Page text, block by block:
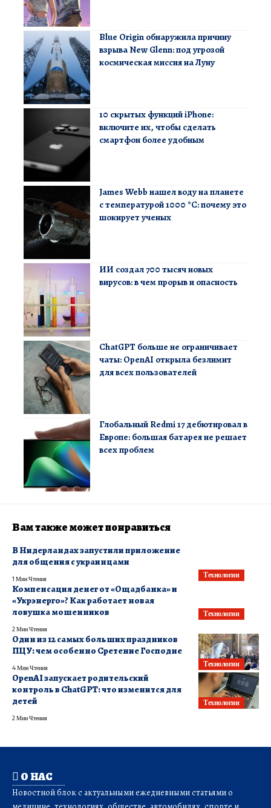
Blue Origin обнаружила причину
взрыва New Glenn: под угрозой
космическая миссия на Луну
10 скрытых функций iPhone:
включите их, чтобы сделать
смартфон более удобным
James Webb нашел воду на планете
с температурой 1000 °C: почему это
шокирует ученых
ИИ создал 700 тысяч новых
вирусов: в чем прорыв и опасность
ChatGPT больше не ограничивает
чаты: OpenAI открыла безлимит
для всех пользователей
Глобальный Redmi 17 дебютировал в
Европе: большая батарея не решает
всех проблем
Вам также может понравиться
Технологии
В Нидерландах запустили приложение
для общения с украинцами
1 Мин Чтения
Технологии
Компенсация денег от «Ощадбанка» и
«Укрэнерго»? Как работает новая
ловушка мошенников
2 Мин Чтения
Технологии
Один из 12 самых больших праздников
ПЦУ: чем особенно Сретение Господне
4 Мин Чтения
Технологии
OpenAI запускает родительский
контроль в ChatGPT: что изменится для
детей
2 Мин Чтения
О НАС
Новостной блок с актуальными ежедневными статьями о